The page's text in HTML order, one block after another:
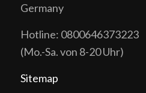
Germany
Hotline: 0800646373223
(Mo.-Sa. von 8-20 Uhr)
Sitemap